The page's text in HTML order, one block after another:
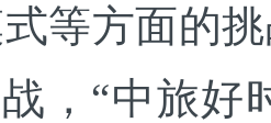
等方面的
，“中旅好